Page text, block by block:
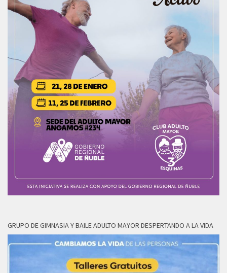
GRUPO DE GIMNASIA Y BAILE ADULTO MAYOR DESPERTANDO A LA VIDA